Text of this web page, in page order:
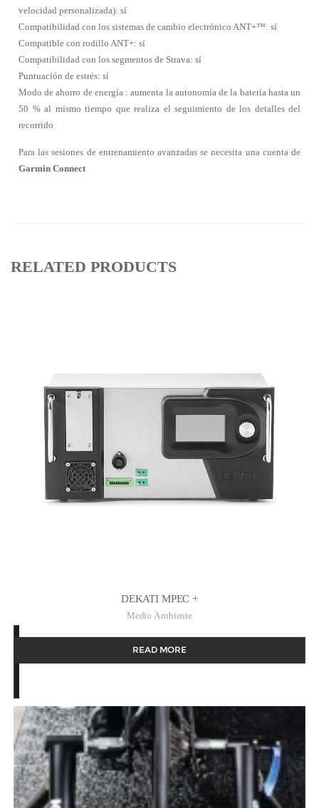
velocidad personalizada): sí
Compatibilidad con los sistemas de cambio electrónico ANT+™: sí
Compatible con rodillo ANT+: sí
Compatibilidad con los segmentos de Strava: sí
Puntuación de estrés: sí
Modo de ahorro de energía : aumenta la autonomía de la batería hasta un
50 % al mismo tiempo que realiza el seguimiento de los detalles del
recorrido
Para las sesiones de entrenamiento avanzadas se necesita una cuenta de
Garmin Connect
RELATED PRODUCTS
DEKATI MPEC +
Medio Ambiente
READ MORE